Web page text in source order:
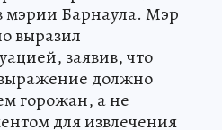
мэрии Барнаула. Мэр
выразил
заявив, что
должно
горожан, а не
для извлечения